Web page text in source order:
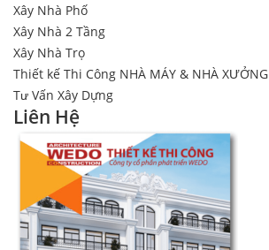
Xây Nhà Phố
Xây Nhà 2 Tầng
Xây Nhà Trọ
Thiết kế Thi Công NHÀ MÁY & NHÀ XƯỞNG
Tư Vấn Xây Dựng
Liên Hệ